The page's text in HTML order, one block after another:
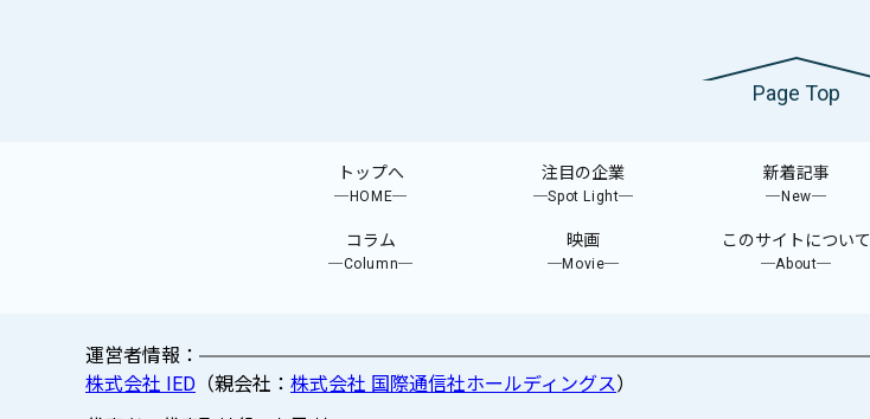
Page Top
トップへ
─HOME─
注目の企業
─Spot Light─
新着記事
─New─
コラム
─Column─
映画
─Movie─
このサイトについて
─About─
運営者情報：
株式会社 IED （親会社： 株式会社 国際通信社ホールディングス）